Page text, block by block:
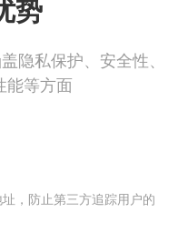
势
隐私保护、安全性、
能等方面
，防止第三方追踪用户的